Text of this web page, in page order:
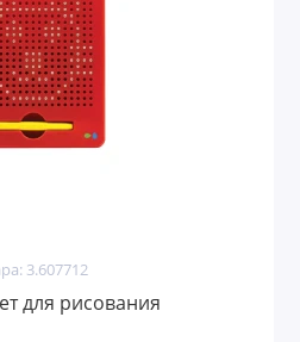
3.607712
для рисования